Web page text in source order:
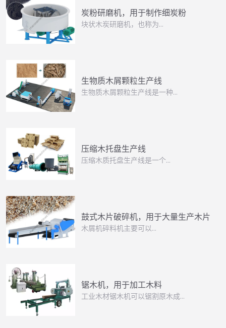
炭粉研磨机，用于制作细炭粉
块状木炭研磨机，也称为…
生物质木屑颗粒生产线
生物质木屑颗粒生产线是一种…
压缩木托盘生产线
压缩木质托盘生产线是一个…
鼓式木片破碎机，用于大量生产木片
木屑机碎料机主要可以…
锯木机，用于加工木料
工业木材锯木机可以锯割原木成…